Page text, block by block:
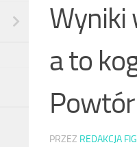
Wyniki
a to
PRZEZ REDAKCJA